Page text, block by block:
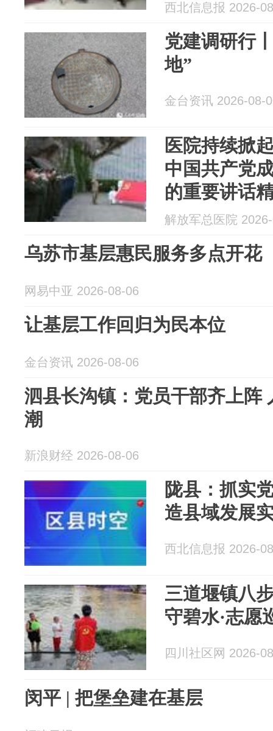
西北信息报 2026-
党建调研行
地”
金台资讯 2026-08-
医院持续掀
中国共产党
的重要讲话
解放军总医院
乌苏市基层惠民服务多点开花
网易中亚 2026-08-06
让基层工作回归为民本位
金台资讯 2026-08-06
泗县长沟镇：党员干部齐上阵
潮
新浪财经 2026-08-06
陇县：抓实
造县域发展
西北信息报 2026-
三道堰镇八
守碧水·志愿
四川社区网 2026-
闵平 | 把堡垒建在基层